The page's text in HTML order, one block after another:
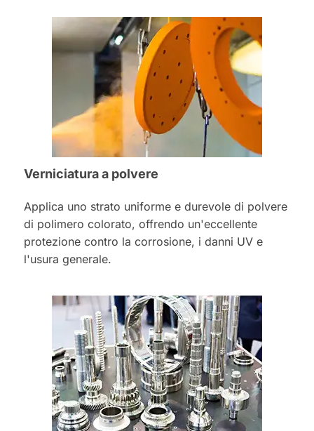
Verniciatura a polvere
Applica uno strato uniforme e durevole di polvere
di polimero colorato, offrendo un'eccellente
protezione contro la corrosione, i danni UV e
l'usura generale.